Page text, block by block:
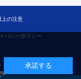
上の注意
バシーポリシー
承諾する